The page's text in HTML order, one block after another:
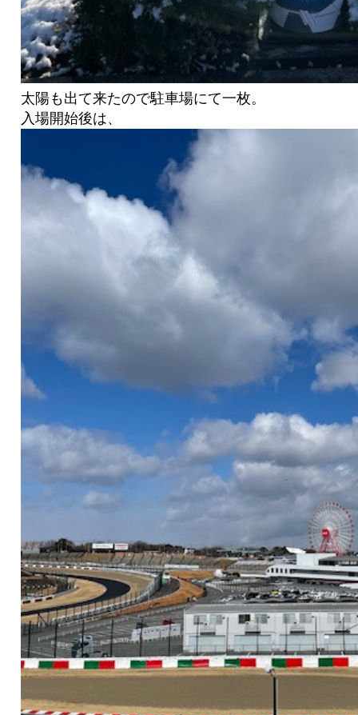
太陽も出て来たので駐車場にて一枚。
入場開始後は、